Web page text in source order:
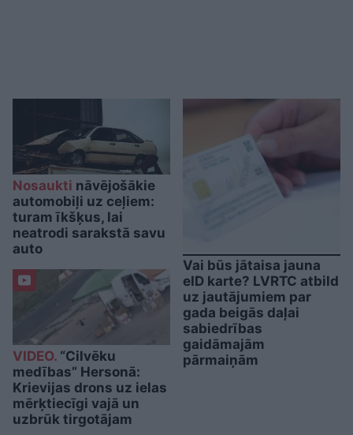
Nosaukti nāvējošākie
automobiļi uz ceļiem:
turam īkšķus, lai
neatrodi sarakstā savu
auto
VIDEO. “Cilvēku
medības” Hersonā:
Krievijas drons uz ielas
mērķtiecīgi vajā un
uzbrūk tirgotājam
Vai būs jātaisa jauna
eID karte? LVRTC atbild
uz jautājumiem par
gada beigās daļai
sabiedrības
gaidāmajām
pārmaiņām